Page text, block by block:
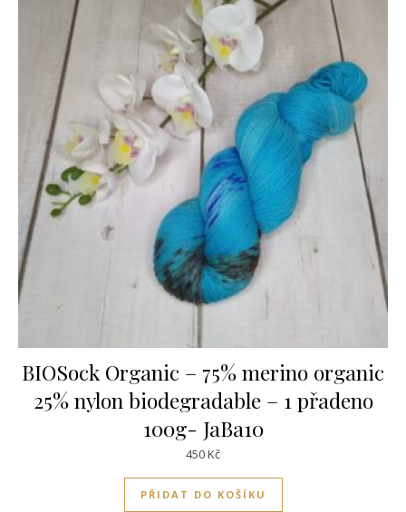
BIOSock Organic – 75% merino organic
25% nylon biodegradable – 1 přadeno
100g- JaBa10
450Kč
PŘIDAT DO KOŠÍKU